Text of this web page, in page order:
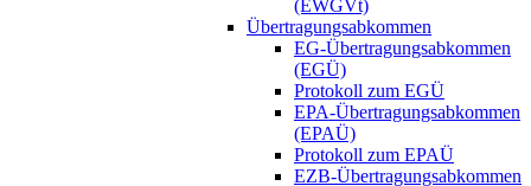
(EWGVt)
Übertragungsabkommen
EG-Übertragungsabkommen
(EGÜ)
Protokoll zum EGÜ
EPA-Übertragungsabkommen
(EPAÜ)
Protokoll zum EPAÜ
EZB-Übertragungsabkommen